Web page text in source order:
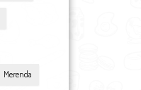
Merenda